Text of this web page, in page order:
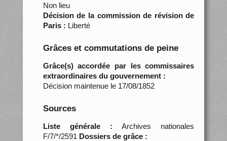
Non lieu
Décision de la commission de révision de
Paris : Liberté
Grâces et commutations de peine
Grâce(s) accordée par les commissaires
extraordinaires du gouvernement :
Décision maintenue le 17/08/1852
Sources
Liste générale : Archives nationales
F/7/*/2591 Dossiers de grâce :